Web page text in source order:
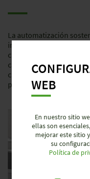
La automatización
infraestructura
clave. Por ello, Wieland
cableado de
crean el espacio de
para una instalación
WEB
En nuestro sitio
ellas son
mejorar este sitio
su
Política de